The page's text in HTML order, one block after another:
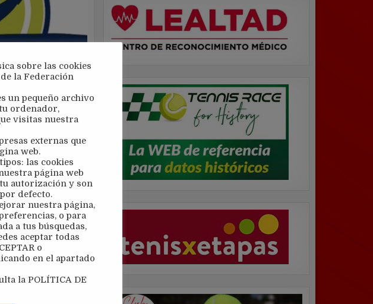
del 6 al 14 de junio →
sobre las cookies
la Federación
un pequeño archivo
ordenador,
visitas nuestra
externas que
web.
las cookies
página web
autorización y son
defecto.
nuestra página,
o para
a tus búsquedas,
aceptar todas
o
en el apartado
la POLÍTICA DE